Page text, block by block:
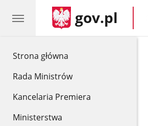
Strona główna
Rada Ministrów
Kancelaria Premiera
Ministerstwa
gov.pl